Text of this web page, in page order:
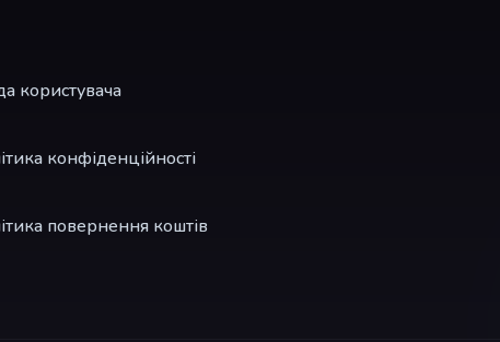
користувача
конфіденційності
повернення коштів